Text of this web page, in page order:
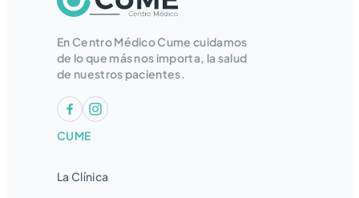
En Centro Médico Cume cuidamos
de lo que más nos importa, la salud
de nuestros pacientes.
CUME
La Clínica